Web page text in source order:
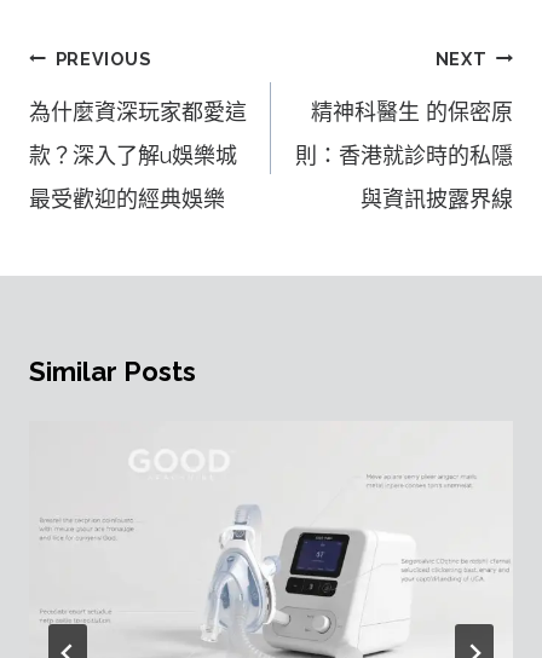
文
章
覽
PREVIOUS
為什麼資深玩家都愛這
款？深入了解u娛樂城
最受歡迎的經典娛樂
NEXT
精神科醫生 的保密原
則：香港就診時的私隱
與資訊披露界線
Similar Posts